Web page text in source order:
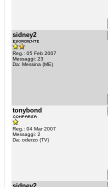
sidney2
Reg.: 05 Feb 2007
Messaggi: 23
Da: Messina (ME)
tonybond
Reg.: 04 Mar 2007
Messaggi: 2
Da: oderzo (TV)